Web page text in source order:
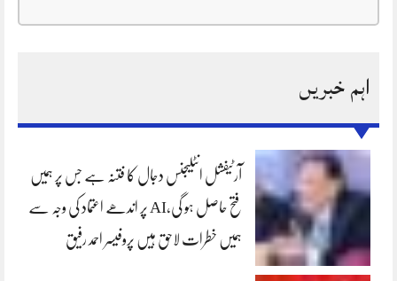
اہم خبریں
آرٹیفشل انٹلیجنس دجال کا فتنہ ہے جس پر ہمیں
فتح حاصل ہو گی،AI پر اندھے اعتماد کی وجہ سے
ہمیں خطرات لاحق ہیں پروفیسر احمد رفیق